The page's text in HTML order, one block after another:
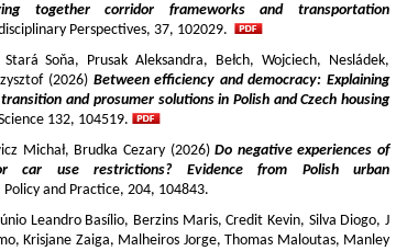
together corridor frameworks and transportation
Perspectives, 37, 102029.
Soňa, Prusak Aleksandra, Bełch, Wojciech, Nesládek,
(2026) Between efficiency and democracy: Explaining
and prosumer solutions in Polish and Czech housing
132, 104519.
Michał, Brudka Cezary (2026)Do negative experiences of
car use restrictions? Evidence from Polish urban
and Practice, 204, 104843.
Leandro Basílio, Berzins Maris, Credit Kevin, Silva Diogo, J
Krisjane Zaiga, Malheiros Jorge, Thomas Maloutas, Manley